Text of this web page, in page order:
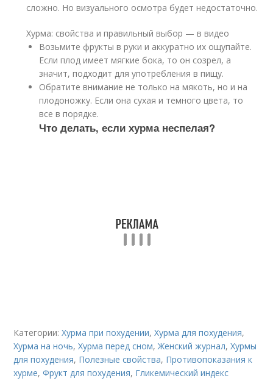
сложно. Но визуального осмотра будет недостаточно.
Хурма: свойства и правильный выбор — в видео
Возьмите фрукты в руки и аккуратно их ощупайте.
Если плод имеет мягкие бока, то он созрел, а
значит, подходит для употребления в пищу.
Обратите внимание не только на мякоть, но и на
плодоножку. Если она сухая и темного цвета, то
все в порядке.
Что делать, если хурма неспелая?
Категории:Хурма при похудении,Хурма для похудения,
Хурма на ночь,Хурма перед сном,Женский журнал,Хурмы
для похудения, Полезные свойства, Противопоказания к
хурме,Фрукт для похудения, Гликемический индекс